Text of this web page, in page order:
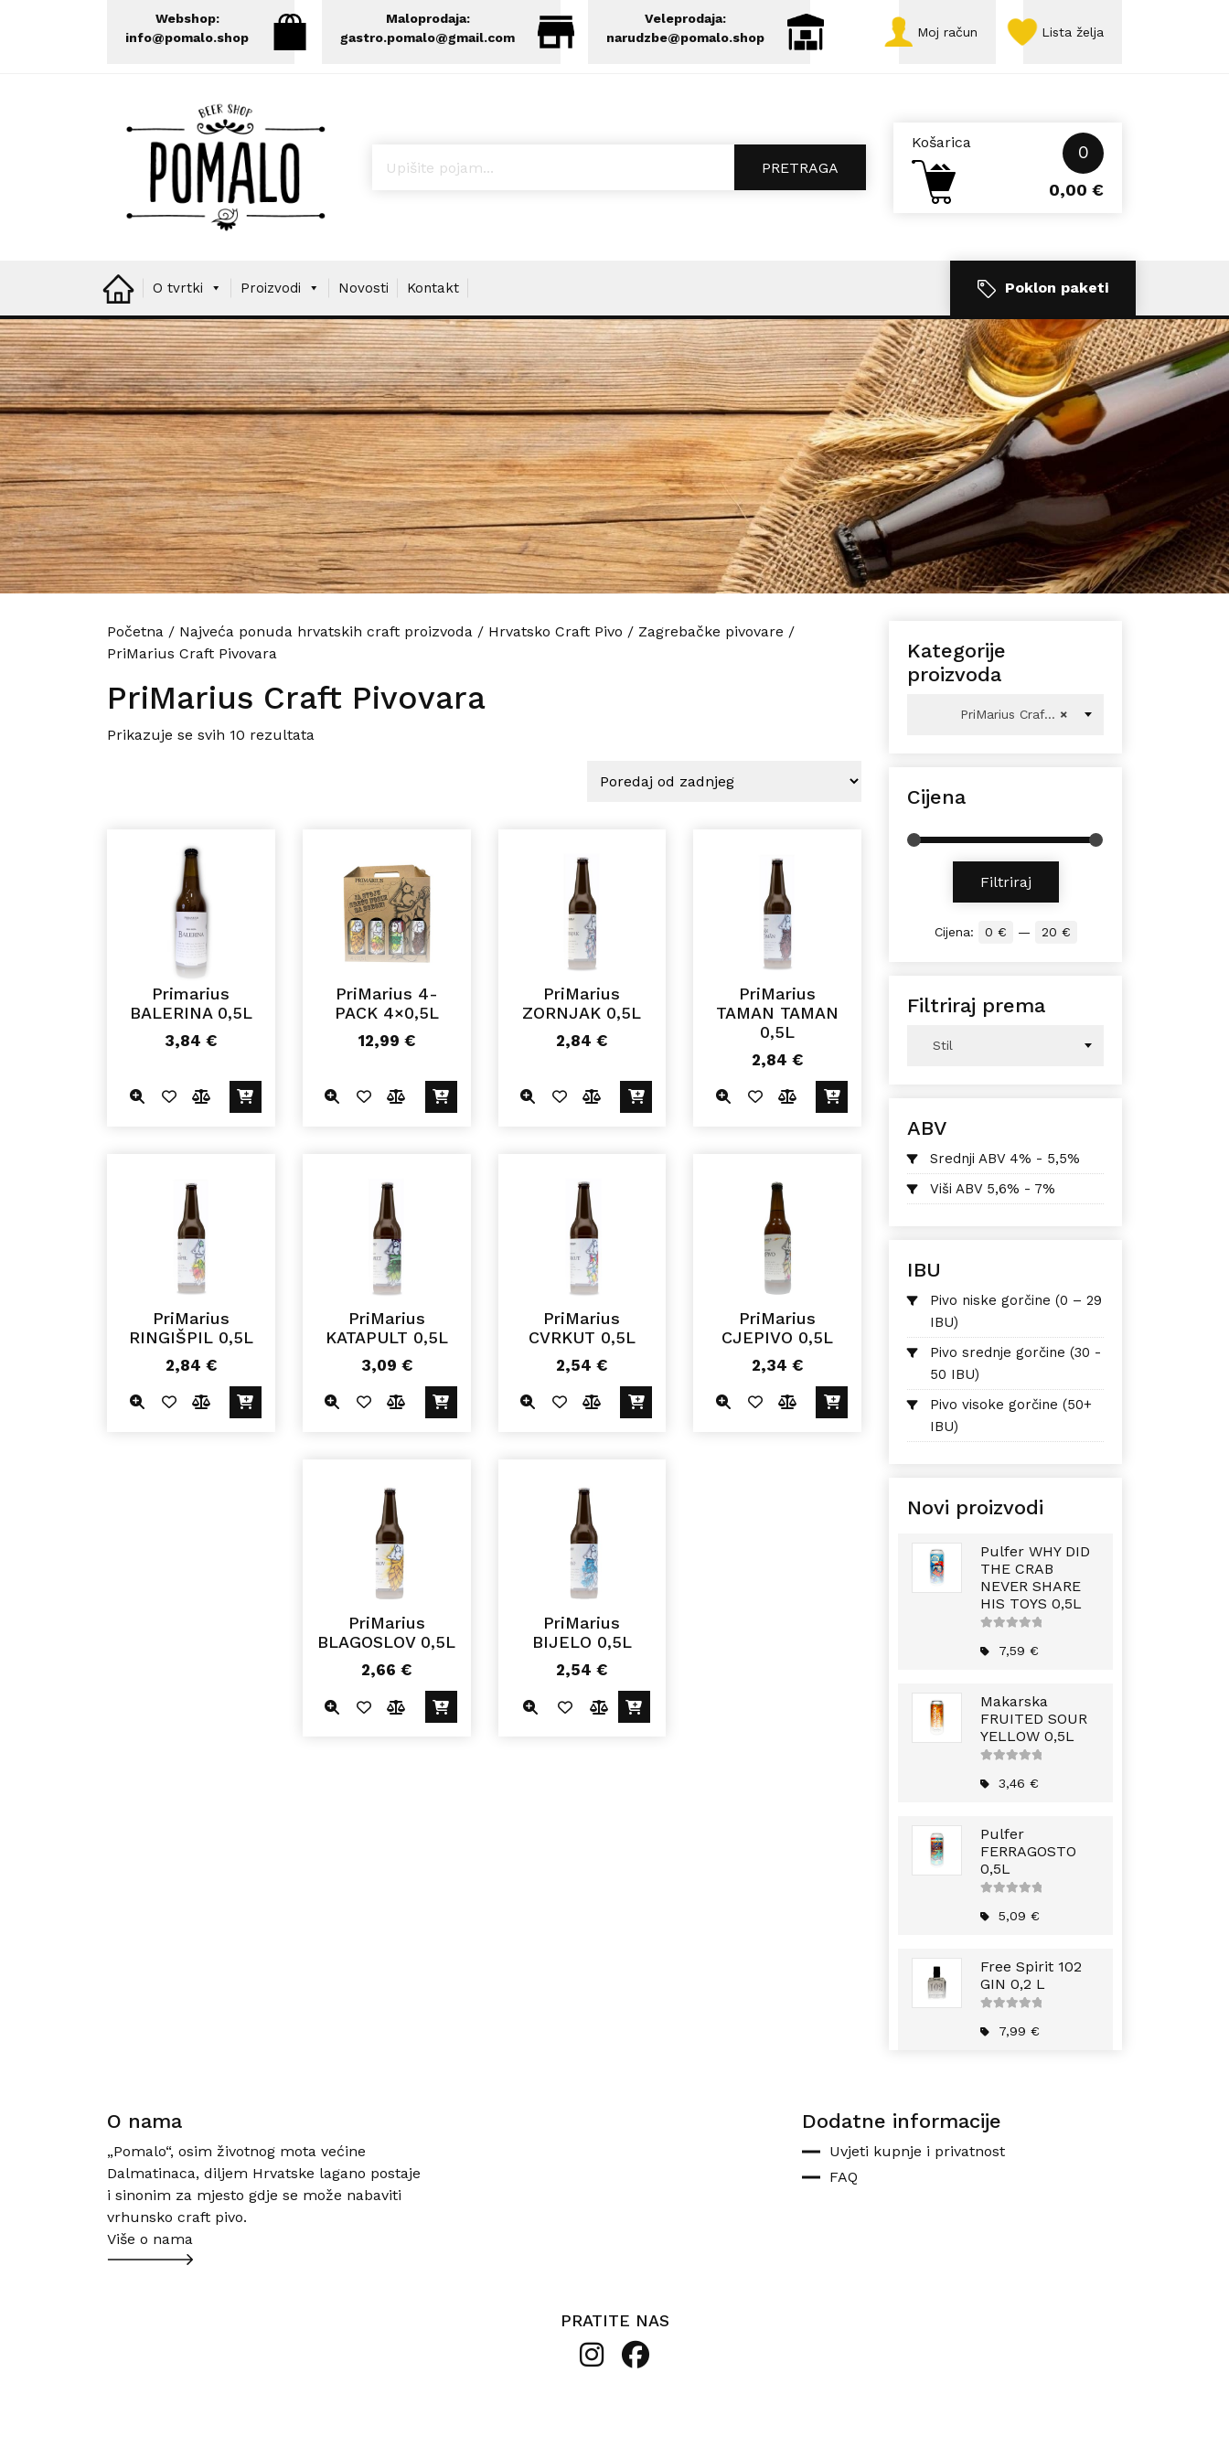
Webshop:
info@pomalo.shop
Maloprodaja:
gastro.pomalo@gmail.com
Veleprodaja:
narudzbe@pomalo.shop
Moj račun Lista želja
PRETRAGA
Košarica 0
0,00 €
O tvrtki Proizvodi Novosti Kontakt Poklon paketi
Početna / Najveća ponuda hrvatskih craft proizvoda / Hrvatsko Craft Pivo / Zagrebačke pivovare /
PriMarius Craft Pivovara
PriMarius Craft Pivovara
Prikazuje se svih 10 rezultata
Primarius
BALERINA 0,5L
3,84€
PriMarius 4-
PACK 4×0,5L
12,99 €
PriMarius
ZORNJAK 0,5L
2,84€
PriMarius
TAMAN TAMAN
0,5L
2,84€
PriMarius
RINGIŠPIL 0,5L
2,84 €
PriMarius
KATAPULT 0,5L
3,09 €
PriMarius
CVRKUT 0,5L
2,54€
PriMarius
CJEPIVO 0,5L
2,34€
PriMarius
BLAGOSLOV 0,5L
2,66€
PriMarius
BIJELO 0,5L
2,54€
Kategorije
proizvoda
×
PriMarius Craft Pivovara
Cijena
Filtriraj
Cijena: 0 € — 20 €
Filtriraj prema
Stil
ABV
Srednji ABV 4% - 5,5%
Viši ABV 5,6% - 7%
IBU
Pivo niske gorčine (0 – 29
IBU)
Pivo srednje gorčine (30 -
50 IBU)
Pivo visoke gorčine (50+
IBU)
Novi proizvodi
Pulfer WHY DID
THE CRAB
NEVER SHARE
HIS TOYS 0,5L
5
7,59 €
Makarska
FRUITED SOUR
YELLOW 0,5L
5
3,46 €
Pulfer
FERRAGOSTO
0,5L
5
5,09 €
Free Spirit 102
GIN 0,2 L
5
7,99 €
O nama
„Pomalo“, osim životnog mota većine
Dalmatinaca, diljem Hrvatske lagano postaje
i sinonim za mjesto gdje se može nabaviti
vrhunsko craft pivo.
Više o nama
Dodatne informacije
Uvjeti kupnje i privatnost
FAQ
PRATITE NAS